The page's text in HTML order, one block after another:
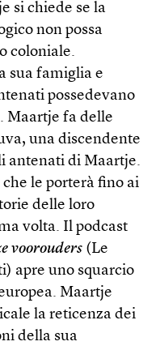
si chiede se la
non possa
coloniale.
sua famiglia e
possedevano
Maartje fa delle
una discendente
antenati di Maartje.
le porterà fino ai
delle loro
volta. Il podcast
voorouders (Le
apre uno squarcio
Maartje
la reticenza dei
della sua